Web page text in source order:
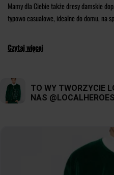
Mamy dla Ciebie także dresy damskie
typowo casualowe, idealne do domu, na
Czytaj więcej